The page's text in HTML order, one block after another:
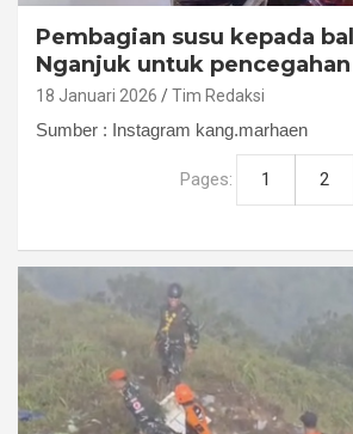
Pembagian susu kepada
Nganjuk untuk
18 Januari 2026 Tim Redaksi
Sumber : Instagram kang.marhaen
Pages: 1 2